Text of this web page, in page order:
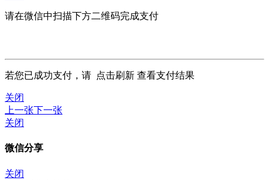
请在微信中扫描下方二维码完成支付
若您已成功支付，请 点击刷新 查看支付结果
关闭
上一张下一张
关闭
微信分享
关闭